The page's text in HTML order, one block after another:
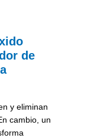
de
y eliminan
cambio, un